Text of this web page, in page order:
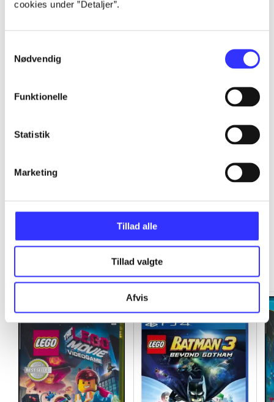
cookies under ”Detaljer”.
Nødvendig
Funktionelle
Statistik
Marketing
Tillad alle
Tillad valgte
Afvis
...
...
...